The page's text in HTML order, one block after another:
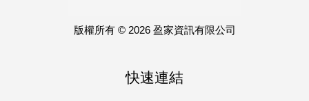
版權所有 © 2026 盈家資訊有限公司
快速連結